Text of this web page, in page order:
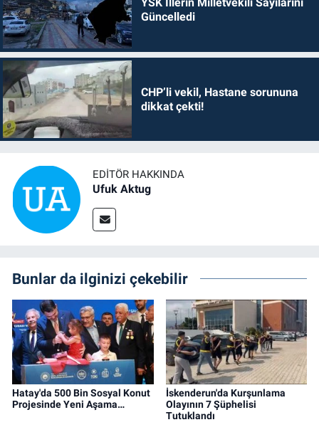
Güncelledi
CHP’li vekil, Hastane sorununa
dikkat çekti!
EDITÖR HAKKINDA
Ufuk Aktug
Bunlar da ilginizi çekebilir
Hatay'da 500 Bin Sosyal Konut
Projesinde Yeni Aşama…
İskenderun'da Kurşunlama
Olayının 7 Şüphelisi
Tutuklandı